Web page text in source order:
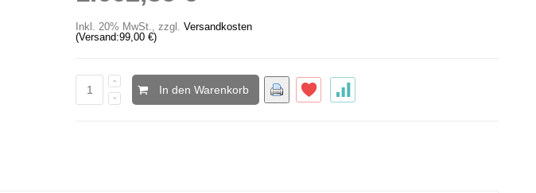
Inkl. 20% MwSt.,zzgl.Versandkosten
(Versand:99,00 €)
In den Warenkorb